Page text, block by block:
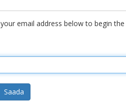
email address below to begin the
Saada